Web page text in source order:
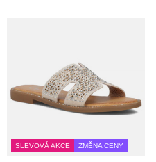
SLEVOVÁ AKCE ZMĚNA CENY